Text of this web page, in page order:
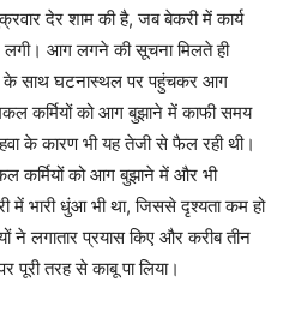
देर शाम की है, जब बेकरी में कार्य
आग लगने की सूचना मिलते ही
के साथ घटनास्थल पर पहुंचकर आग
कर्मियों को आग बुझाने में काफी समय
के कारण भी यह तेजी से फैल रही थी।
कर्मियों को आग बुझाने में और भी
में भारी धुंआ भी था, जिससे दृश्यता कम हो
ने लगातार प्रयास किए और करीब तीन
तरह से काबू पा लिया।